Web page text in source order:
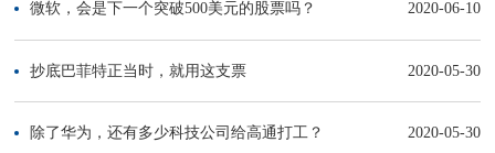
微软，会是下一个突破500美元的股票吗？ 2020-06-10
抄底巴菲特正当时，就用这支票 2020-05-30
除了华为，还有多少科技公司给高通打工？ 2020-05-30